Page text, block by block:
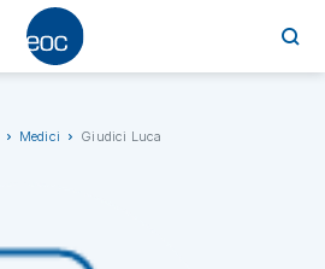
Medici Giudici Luca